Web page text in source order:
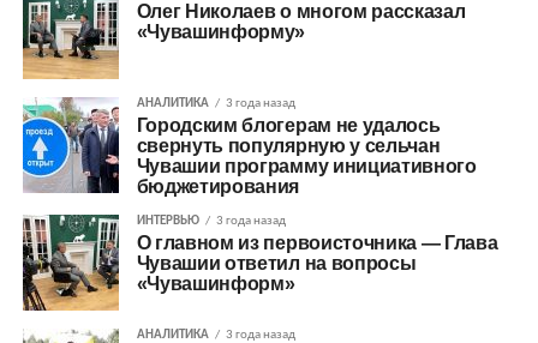
Олег Николаев о многом рассказал
«Чувашинформу»
АНАЛИТИКА 3 года назад
Городским блогерам не удалось
свернуть популярную у сельчан
Чувашии программу инициативного
бюджетирования
ИНТЕРВЬЮ 3 года назад
О главном из первоисточника — Глава
Чувашии ответил на вопросы
«Чувашинформ»
АНАЛИТИКА 3 года назад